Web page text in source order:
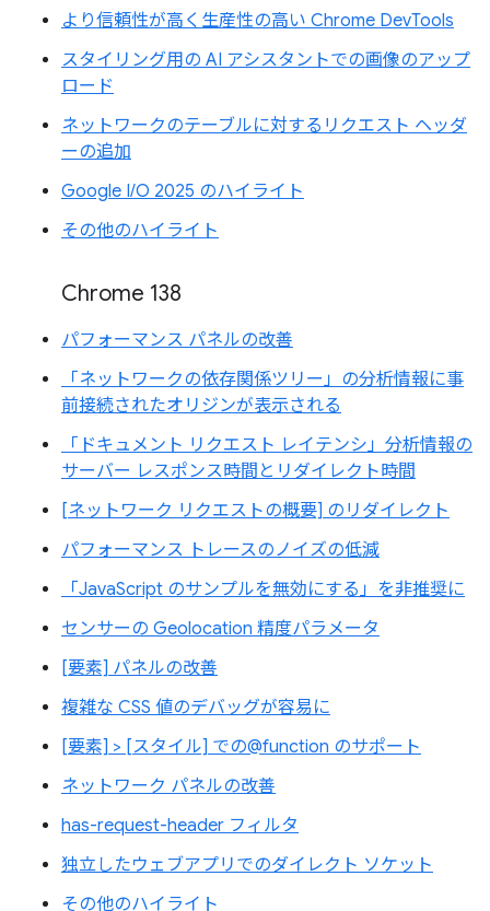
より信頼性が高く生産性の高い Chrome DevTools
スタイリング用の AI アシスタントでの画像のアップ
ロード
ネットワークのテーブルに対するリクエスト ヘッダ
ーの追加
Google I/O 2025 のハイライト
その他のハイライト
Chrome 138
パフォーマンス パネルの改善
「ネットワークの依存関係ツリー」の分析情報に事
前接続されたオリジンが表示される
「ドキュメント リクエスト レイテンシ」分析情報の
サーバー レスポンス時間とリダイレクト時間
[ネットワーク リクエストの概要] のリダイレクト
パフォーマンス トレースのノイズの低減
「JavaScript のサンプルを無効にする」を非推奨に
センサーの Geolocation 精度パラメータ
[要素] パネルの改善
複雑な CSS 値のデバッグが容易に
[要素] > [スタイル] での@function のサポート
ネットワーク パネルの改善
has-request-header フィルタ
独立したウェブアプリでのダイレクト ソケット
その他のハイライト